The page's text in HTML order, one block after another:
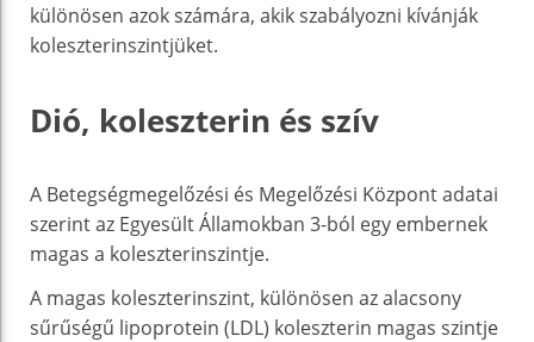
különösen azok számára, akik szabályozni kívánják
koleszterinszintjüket.
Dió, koleszterin és szív
A Betegségmegelőzési és Megelőzési Központ adatai
szerint az Egyesült Államokban 3-ból egy embernek
magas a koleszterinszintje.
A magas koleszterinszint, különösen az alacsony
sűrűségű lipoprotein (LDL) koleszterin magas szintje